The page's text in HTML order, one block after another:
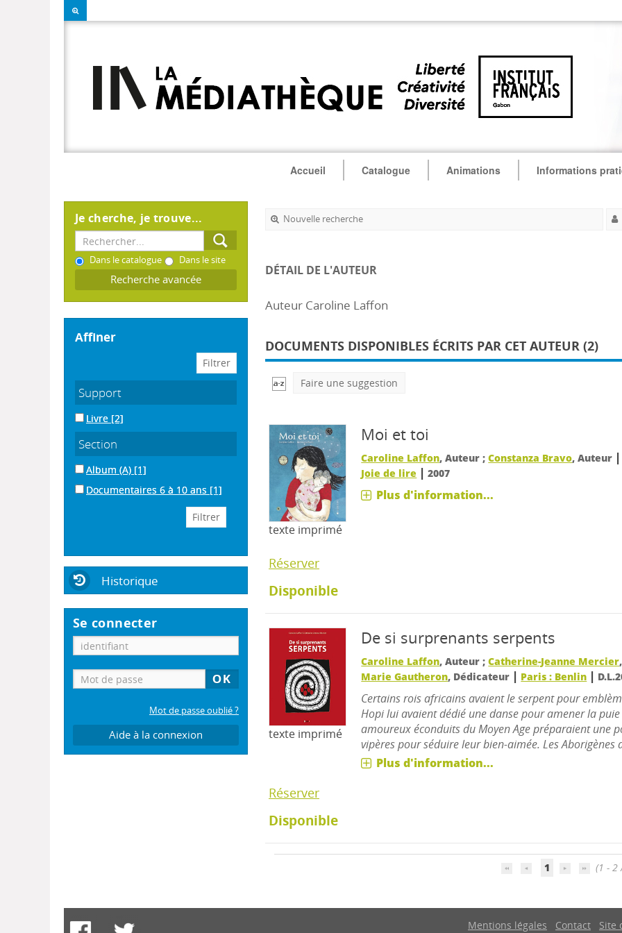
Accueil Catalogue Animations Informations
Je cherche, je trouve...
Dans le catalogue Dans le site
Recherche avancée
affiner
Support
Livre [2]
Section
Album (A) [1]
Documentaires 6 à 10 ans [1]
Historique
Se connecter
Mot de passe oublié ?
Aide à la connexion
Nouvelle recherche
DÉTAIL DE L'AUTEUR
Auteur Caroline Laffon
DOCUMENTS DISPONIBLES ÉCRITS PAR CET AUTEUR (2)
Faire une suggestion
texte imprimé
Moi et toi
Caroline Laffon, Auteur ;Constanza Bravo, Auteur
Joie de lire |2007
Plus d'information...
Réserver
Disponible
texte imprimé
De si surprenants serpents
Caroline Laffon, Auteur ;Catherine-Jeanne Mercier
Marie Gautheron, Dédicateur | Paris : Benlin |
Certains rois africains avaient le serpent pour
Hopi lui avaient dédié une danse pour amener la puie
amoureux éconduits du Moyen Age préparaient une
vipères pour séduire leur bien-aimée. Les Aborigènes
Plus d'information...
Réserver
Disponible
1 (1 - 2
Mentions légales Contact
Site